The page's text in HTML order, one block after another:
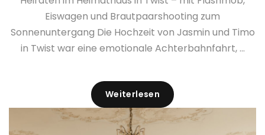
Eiswagen und Brautpaarshooting zum
Sonnenuntergang Die Hochzeit von Jasmin und Timo
in Twist war eine emotionale Achterbahnfahrt, ...
Weiterlesen